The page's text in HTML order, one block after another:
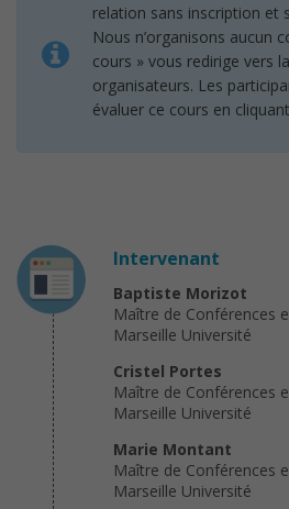
relation sans inscription et
Nous n’organisons aucun
cours » vous redirige vers
organisateurs. Les
évaluer ce cours en cliquant
Intervenant
Baptiste Morizot
Maître de Conférences
Marseille Université
Cristel Portes
Maître de Conférences
Marseille Université
Marie Montant
Maître de Conférences
Marseille Université